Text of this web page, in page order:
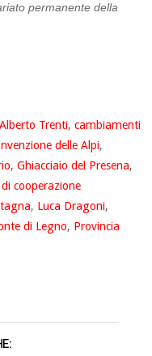
permanente della
Alberto Trenti,cambiamenti
delle Alpi,
,Ghiacciaio del Presena,
cooperazione
, Luca Dragoni,
di Legno, Provincia